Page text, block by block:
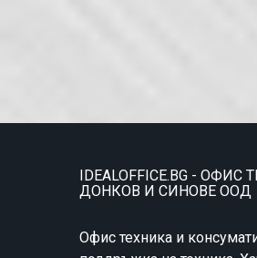
IDEALOFFICE.BG -
ДОНКОВ И СИНОВЕ ООД
Офис техника и